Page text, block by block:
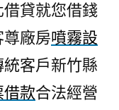
貸就您借錢
廠房噴霧設
客戶新竹縣
借款合法經營